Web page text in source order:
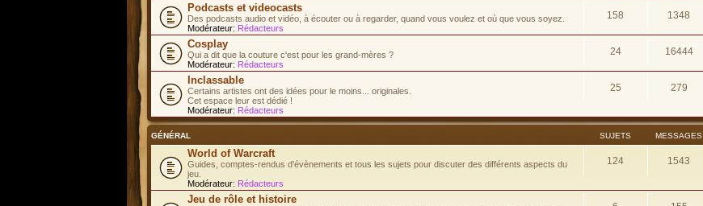
Podcasts et videocasts
Des podcasts audio et vidéo, à écouter ou à regarder, quand vous voulez et où que vous soyez.
Modérateur: Rédacteurs
158 1348
Cosplay
Qui a dit que la couture c'est pour les grand-mères ?
Modérateur: Rédacteurs
24 16444
Inclassable
Certains artistes ont des idées pour le moins... originales.
Cet espace leur est dédié !
Modérateur: Rédacteurs
25 279
GÉNÉRAL SUJETS MESSAGES
World of Warcraft
Guides, comptes-rendus d'évènements et tous les sujets pour discuter des différents aspects du
jeu.
Modérateur: Rédacteurs
124 1543
Jeu de rôle et histoire